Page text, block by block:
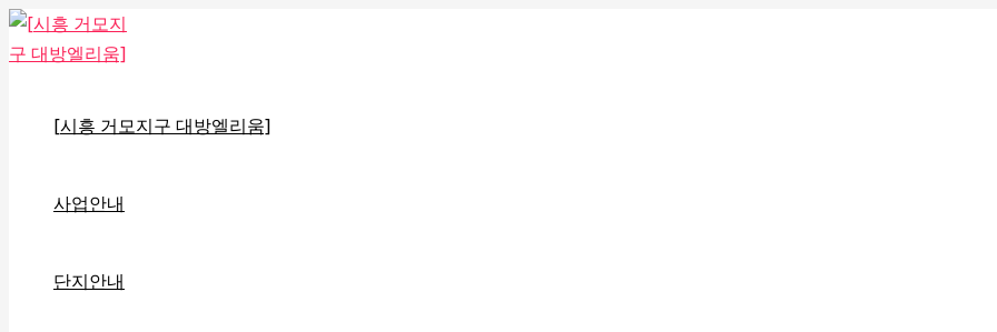
[시흥 거모지구 대방엘리움]
사업안내
단지안내